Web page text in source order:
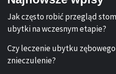
Jak często robić przegląd
ubytki na wczesnym etapie?
Czy leczenie ubytku
znieczulenie?